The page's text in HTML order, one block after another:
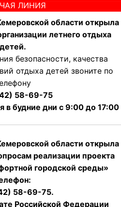
ЛИНИЯ
области открыла
летнего отдыха
детей.
безопасности, качества
отдыха детей звоните по
58-69-75
в будние дни с 9:00 до 17:00
области открыла
реализации проекта
городской среды»
58-69-75.
Российской Федерации